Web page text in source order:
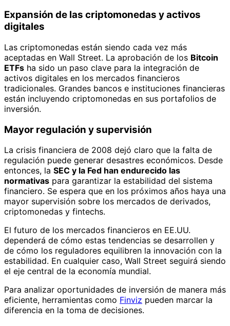
Expansión de las criptomonedas y activos
digitales
Las criptomonedas están siendo cada vez más
aceptadas en Wall Street. La aprobación de los Bitcoin
ETFs ha sido un paso clave para la integración de
activos digitales en los mercados financieros
tradicionales. Grandes bancos e instituciones financieras
están incluyendo criptomonedas en sus portafolios de
inversión.
Mayor regulación y supervisión
La crisis financiera de 2008 dejó claro que la falta de
regulación puede generar desastres económicos. Desde
entonces, la SEC y la Fed han endurecido las
normativas para garantizar la estabilidad del sistema
financiero. Se espera que en los próximos años haya una
mayor supervisión sobre los mercados de derivados,
criptomonedas y fintechs.
El futuro de los mercados financieros en EE.UU.
dependerá de cómo estas tendencias se desarrollen y
de cómo los reguladores equilibren la innovación con la
estabilidad. En cualquier caso, Wall Street seguirá siendo
el eje central de la economía mundial.
Para analizar oportunidades de inversión de manera más
eficiente, herramientas como Finviz pueden marcar la
diferencia en la toma de decisiones.